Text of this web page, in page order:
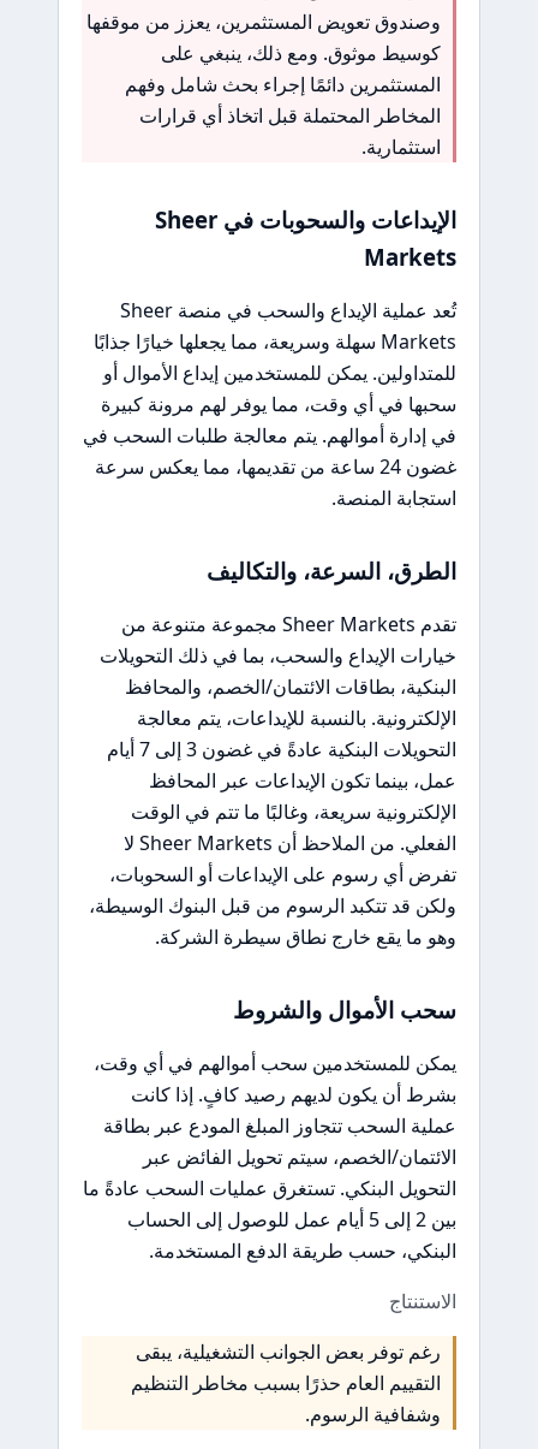
وصندوق تعويض المستثمرين، يعزز من موقفها
كوسيط موثوق. ومع ذلك، ينبغي على
المستثمرين دائمًا إجراء بحث شامل وفهم
المخاطر المحتملة قبل اتخاذ أي قرارات
استثمارية.
الإيداعات والسحوبات في Sheer
Markets
تُعد عملية الإيداع والسحب في منصة Sheer
Markets سهلة وسريعة، مما يجعلها خيارًا جذابًا
للمتداولين. يمكن للمستخدمين إيداع الأموال أو
سحبها في أي وقت، مما يوفر لهم مرونة كبيرة
في إدارة أموالهم. يتم معالجة طلبات السحب في
غضون 24 ساعة من تقديمها، مما يعكس سرعة
استجابة المنصة.
الطرق، السرعة، والتكاليف
تقدم Sheer Markets مجموعة متنوعة من
خيارات الإيداع والسحب، بما في ذلك التحويلات
البنكية، بطاقات الائتمان/الخصم، والمحافظ
الإلكترونية. بالنسبة للإيداعات، يتم معالجة
التحويلات البنكية عادةً في غضون 3 إلى 7 أيام
عمل، بينما تكون الإيداعات عبر المحافظ
الإلكترونية سريعة، وغالبًا ما تتم في الوقت
الفعلي. من الملاحظ أن Sheer Markets لا
تفرض أي رسوم على الإيداعات أو السحوبات،
ولكن قد تتكبد الرسوم من قبل البنوك الوسيطة،
وهو ما يقع خارج نطاق سيطرة الشركة.
سحب الأموال والشروط
يمكن للمستخدمين سحب أموالهم في أي وقت،
بشرط أن يكون لديهم رصيد كافٍ. إذا كانت
عملية السحب تتجاوز المبلغ المودع عبر بطاقة
الائتمان/الخصم، سيتم تحويل الفائض عبر
التحويل البنكي. تستغرق عمليات السحب عادةً ما
بين 2 إلى 5 أيام عمل للوصول إلى الحساب
البنكي، حسب طريقة الدفع المستخدمة.
الاستنتاج
رغم توفر بعض الجوانب التشغيلية، يبقى
التقييم العام حذرًا بسبب مخاطر التنظيم
وشفافية الرسوم.